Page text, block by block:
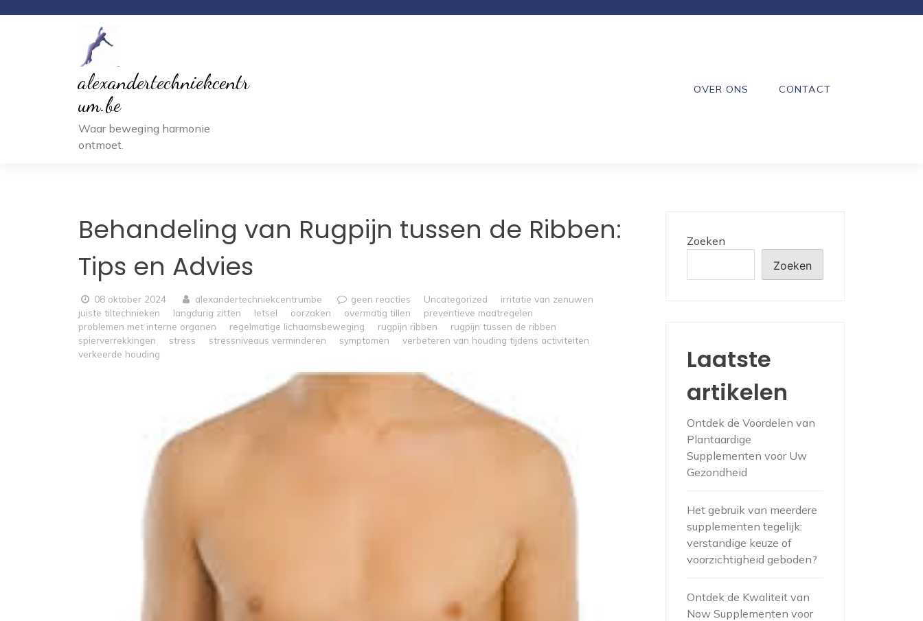
alexandertechniekcentr
um.be
Waar beweging harmonie
ontmoet.
OVER ONS CONTACT
Behandeling van Rugpijn tussen de Ribben:
Tips en Advies
08 oktober 2024 alexandertechniekcentrumbe geen reacties Uncategorized
irritatie van zenuwen
juiste tiltechnieken
langdurig zitten letsel oorzaken overmatig tillen
preventieve maatregelen
problemen met interne organen
regelmatige lichaamsbeweging rugpijn ribben
rugpijn tussen de ribben
spierverrekkingen
stress stressniveaus verminderen symptomen
verbeteren van houding tijdens activiteiten
verkeerde houding
Zoeken
Zoeken
Laatste
artikelen
Ontdek de Voordelen van
Plantaardige
Supplementen voor Uw
Gezondheid
Het gebruik van meerdere
supplementen tegelijk:
verstandige keuze of
voorzichtigheid geboden?
Ontdek de Kwaliteit van
Now Supplementen voor